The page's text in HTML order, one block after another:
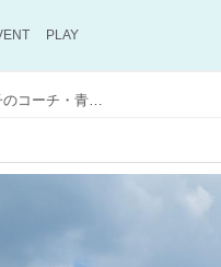
PLAY
「教えなければ選手は考え始める」 渋野日向子のコーチ・青木翔が“コーチング”を取り入れた理由【打ち方は教えない。】